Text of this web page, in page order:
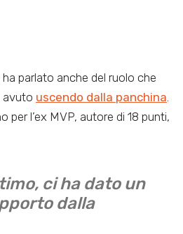
parlato anche del ruolo che
avuto uscendo dalla panchina.
per l’ex MVP, autore di 18 punti,
ci ha dato un
dalla